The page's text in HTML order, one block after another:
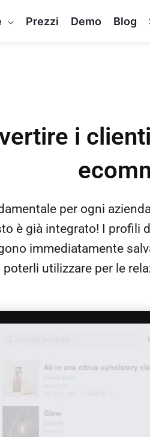
Prezzi Demo Blog
i
per ogni
è già integrato! I profili
immediatamente
poterli utilizzare per le